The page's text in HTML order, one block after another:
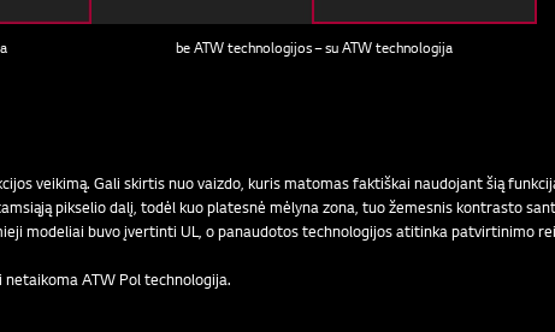
be ATW technologijos – su ATW technologija
veikimą. Gali skirtis nuo vaizdo, kuris matomas faktiškai naudojant šią
pikselio dalį, todėl kuo platesnė mėlyna zona, tuo žemesnis kontrasto
modeliai buvo įvertinti UL, o panaudotos technologijos atitinka patvirtinimo
netaikoma ATW Pol technologija.